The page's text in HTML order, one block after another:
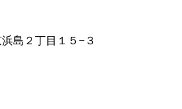
島２丁目１５−３